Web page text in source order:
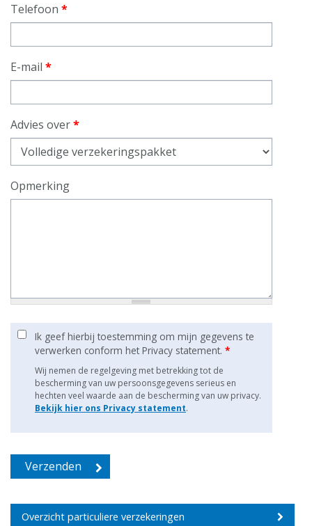
Telefoon *
E-mail *
Advies over*
Opmerking
Ik geef hierbij toestemming om mijn gegevens te
verwerken conform het Privacy statement. *
Wij nemen de regelgeving met betrekking tot de
bescherming van uw persoonsgegevens serieus en
hechten veel waarde aan de bescherming van uw privacy.
Bekijk hier ons Privacy statement.
Overzicht particuliere verzekeringen